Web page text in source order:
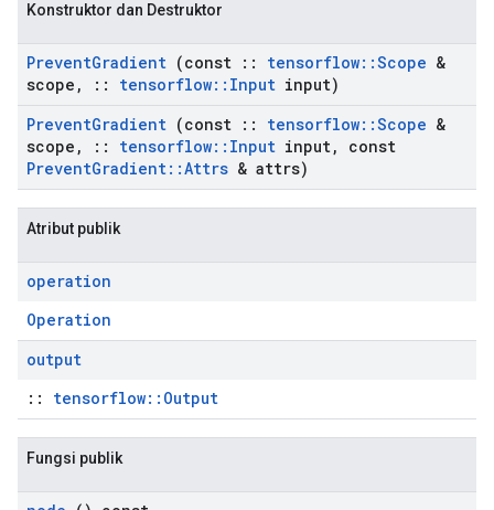
Konstruktor dan Destruktor
PreventGradient (const :: tensorflow::Scope &
scope , :: tensorflow:: Input input)
PreventGradient (const :: tensorflow::Scope &
scope , :: tensorflow:: Input input,
const
PreventGradient::Attrs & attrs)
Atribut publik
operation
Operation
output
:: tensorflow::Output
Fungsi publik